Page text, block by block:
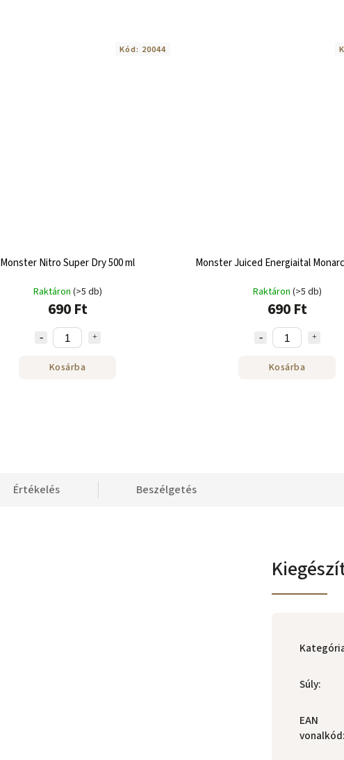
Monster Nitro Super Dry 500 ml
Raktáron (>5 db)
690 Ft
Kosárba
Kód: 20044
Monster Juiced Energiaital
Raktáron (>5 db)
690 Ft
Kosárba
Értékelés Beszélgetés
Súly:
EAN
vonalkód: